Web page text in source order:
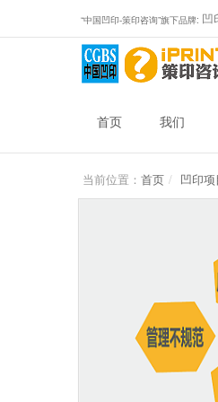
“中国凹印-策印咨询”旗下品牌: 凹
首页 我们
当前位置： 首页 凹印